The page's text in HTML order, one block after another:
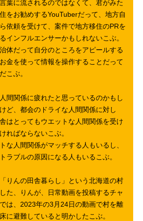
葉に流されるのではなくて、君がみた
をお勧めするYouTuberだって、地方自
依頼を受けて、案件で地方移住のPRを
インフルエンサーかもしれないこぶ。
体だって自分のところをアピールする
金を使って情報を操作することだって
こぶ。
間関係に疲れたと思っているのかもし
ど、都会のドライな人間関係に対し
はとってもウエットな人間関係を受け
ればならないこぶ。
な人間関係がマッチする人もいるし、
ラブルの原因になる人もいるこぶ。
りんの田舎暮らし」という北海道の村
た、りんが、日常動画を投稿するチャ
は、2023年の3月24日の動画で村を離
に避難していると明かしたこぶ。